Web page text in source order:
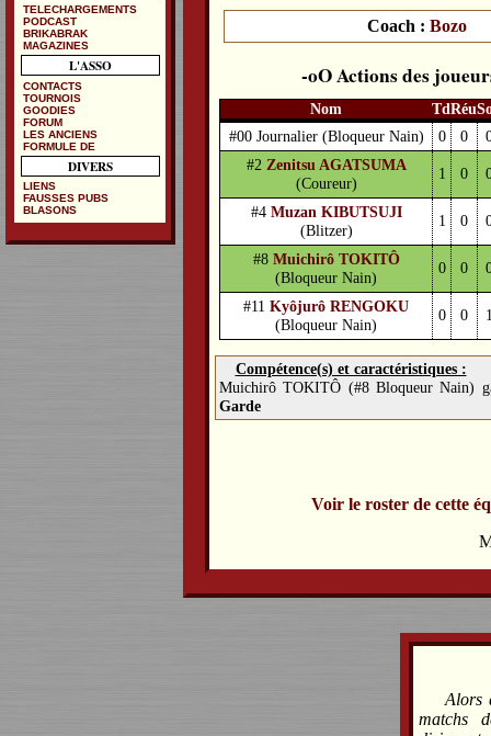
Coach : Bozo
Actions des
Nom TdRéu
#00 Journalier (Bloqueur Nain) 0 0
#2 Zenitsu AGATSUMA
(Coureur)
1 0
#4 Muzan KIBUTSUJI
(Blitzer)
1 0
#8 Muichirô TOKITÔ
(Bloqueur Nain)
0 0
#11Kyôjurô RENGOKU
(Bloqueur Nain)
0 0
Compétence(s) et caractéristiques :
Muichirô TOKITÔ (#8 Bloqueur Nain)
Garde
Voir le roster de cette
Alors
matchs
TELECHARGEMENTS
PODCAST
BRIKABRAK
MAGAZINES
L'ASSO
CONTACTS
TOURNOIS
GOODIES
FORUM
LES ANCIENS
FORMULE DE
DIVERS
LIENS
FAUSSES PUBS
BLASONS